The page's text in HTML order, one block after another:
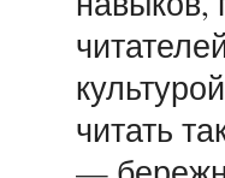
читать